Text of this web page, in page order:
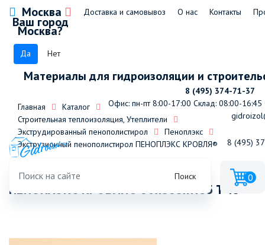
Москва
Ваш город
Москва?
Да Нет
Доставка и самовывоз О нас Контакты
Материалы для гидроизоляции и
8 (495) 374-71-37
Офис: пн-пт 8:00-17:00 Склад: 08:00-16:45
8 (495)
Поиск 0
Главная
Каталог
Строительная теплоизоляция, Утеплители
Экструдированный пенополистирол
Пеноплэкс
Экструзионный пенополистирол ПЕНОПЛЭКС КРОВЛЯ®
Экструзионный пенополистирол
ПЕНОПЛЭКС КРОВЛЯ® 30х585х1185 Т-15